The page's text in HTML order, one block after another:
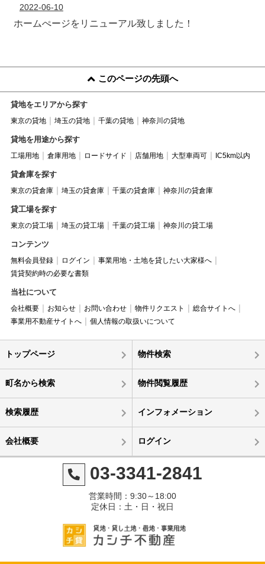
2022-06-10
ホームぺージをリニューアル致しました！
このページの先頭へ
貸地をエリアから探す
東京の貸地 埼玉の貸地 千葉の貸地 神奈川の貸地
貸地を用途から探す
工場用地 倉庫用地 ロードサイド 店舗用地 大型車両可 IC5km以内
貸倉庫を探す
東京の貸倉庫 埼玉の貸倉庫 千葉の貸倉庫 神奈川の貸倉庫
貸工場を探す
東京の貸工場 埼玉の貸工場 千葉の貸工場 神奈川の貸工場
コンテンツ
無料会員登録 ログイン
事業用地・土地を貸したい大家様へ
賃貸契約時の必要な書類
当社について
会社概要 お知らせ お問い合わせ 物件リクエスト
総合サイトへ
事業用不動産サイトへ
個人情報の取扱いについて
トップページ 物件検索
町名から検索 物件閲覧履歴
検索履歴 インフォメーション
会社概要 ログイン
03-3341-2841
営業時間：9:30～18:00
定休日：土・日・祝日